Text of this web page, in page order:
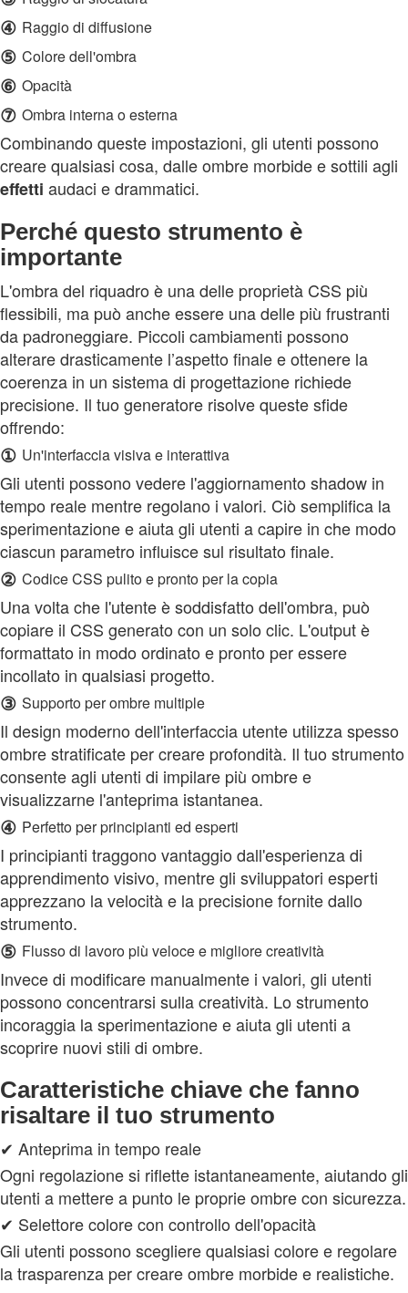
④ Raggio di diffusione
⑤ Colore dell'ombra
⑥ Opacità
⑦ Ombra interna o esterna
Combinando queste impostazioni, gli utenti possono
creare qualsiasi cosa, dalle ombre morbide e sottili agli
effetti audaci e drammatici.
Perché questo strumento è
importante
L'ombra del riquadro è una delle proprietà CSS più
flessibili, ma può anche essere una delle più frustranti
da padroneggiare. Piccoli cambiamenti possono
alterare drasticamente l’aspetto finale e ottenere la
coerenza in un sistema di progettazione richiede
precisione. Il tuo generatore risolve queste sfide
offrendo:
① Un'interfaccia visiva e interattiva
Gli utenti possono vedere l'aggiornamento shadow in
tempo reale mentre regolano i valori. Ciò semplifica la
sperimentazione e aiuta gli utenti a capire in che modo
ciascun parametro influisce sul risultato finale.
② Codice CSS pulito e pronto per la copia
Una volta che l'utente è soddisfatto dell'ombra, può
copiare il CSS generato con un solo clic. L'output è
formattato in modo ordinato e pronto per essere
incollato in qualsiasi progetto.
③ Supporto per ombre multiple
Il design moderno dell'interfaccia utente utilizza spesso
ombre stratificate per creare profondità. Il tuo strumento
consente agli utenti di impilare più ombre e
visualizzarne l'anteprima istantanea.
④ Perfetto per principianti ed esperti
I principianti traggono vantaggio dall'esperienza di
apprendimento visivo, mentre gli sviluppatori esperti
apprezzano la velocità e la precisione fornite dallo
strumento.
⑤ Flusso di lavoro più veloce e migliore creatività
Invece di modificare manualmente i valori, gli utenti
possono concentrarsi sulla creatività. Lo strumento
incoraggia la sperimentazione e aiuta gli utenti a
scoprire nuovi stili di ombre.
Caratteristiche chiave che fanno
risaltare il tuo strumento
✔ Anteprima in tempo reale
Ogni regolazione si riflette istantaneamente, aiutando gli
utenti a mettere a punto le proprie ombre con sicurezza.
✔ Selettore colore con controllo dell'opacità
Gli utenti possono scegliere qualsiasi colore e regolare
la trasparenza per creare ombre morbide e realistiche.